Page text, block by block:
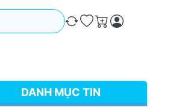
xuất hiện khi bạn nhập. Nhấn phím
So sánh
Ưa thích
Giỏ hàng
DANH MỤC TIN